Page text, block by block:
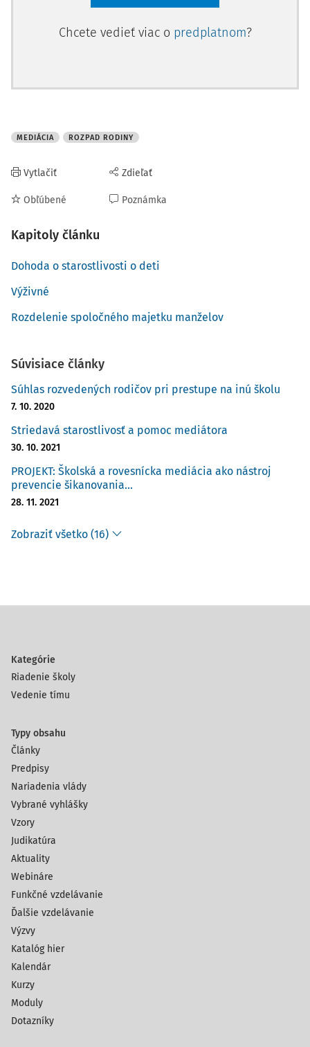
Chcete vedieť viac o predplatnom?
MEDIÁCIA ROZPAD RODINY
Vytlačiť
Obľúbené
Zdieľať
Poznámka
Kapitoly článku
Dohoda o starostlivosti o deti
Výživné
Rozdelenie spoločného majetku manželov
Súvisiace články
Súhlas rozvedených rodičov pri prestupe na inú školu
7. 10. 2020
Striedavá starostlivosť a pomoc mediátora
30. 10. 2021
PROJEKT: Školská a rovesnícka mediácia ako nástroj
prevencie šikanovania...
28. 11. 2021
Zobraziť všetko (16)
Kategórie
Riadenie školy
Vedenie tímu
Typy obsahu
Články
Predpisy
Nariadenia vlády
Vybrané vyhlášky
Vzory
Judikatúra
Aktuality
Webináre
Funkčné vzdelávanie
Ďalšie vzdelávanie
Výzvy
Katalóg hier
Kalendár
Kurzy
Moduly
Dotazníky